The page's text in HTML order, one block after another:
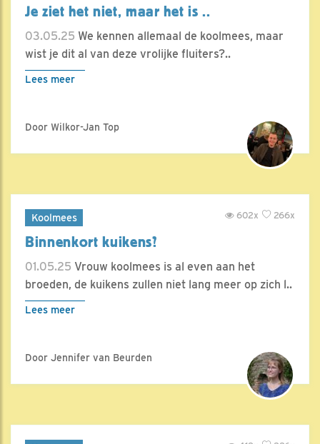
Je ziet het niet, maar het is ..
03.05.25 We kennen allemaal de koolmees, maar
wist je dit al van deze vrolijke fluiters?..
Lees meer
Door Wilkor-Jan Top
Koolmees 266x
602x
Binnenkort kuikens?
01.05.25 Vrouw koolmees is al even aan het
broeden, de kuikens zullen niet lang meer op zich l..
Lees meer
Door Jennifer van Beurden